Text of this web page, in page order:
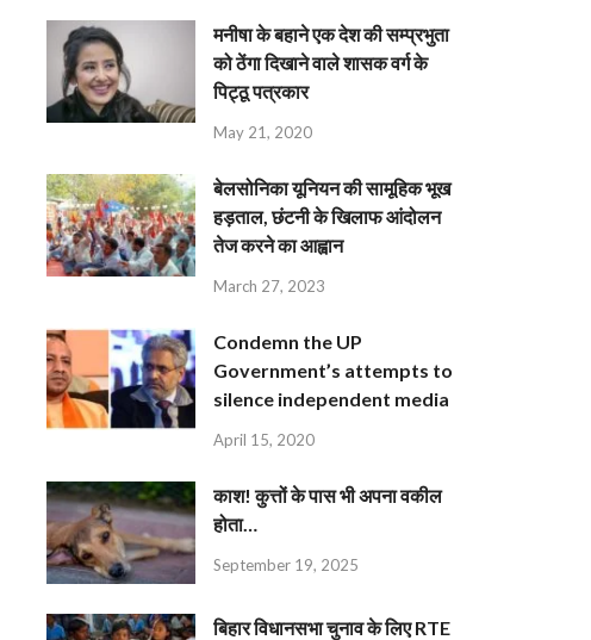
मनीषा के बहाने एक देश की सम्प्रभुता
को ठेंगा दिखाने वाले शासक वर्ग के
पिट्ठू पत्रकार
May 21, 2020
बेलसोनिका यूनियन की सामूहिक भूख
हड़ताल, छंटनी के खिलाफ आंदोलन
तेज करने का आह्वान
March 27, 2023
Condemn the UP
Government’s attempts to
silence independent media
April 15, 2020
काश! कुत्तों के पास भी अपना वकील
होता…
September 19, 2025
बिहार विधानसभा चुनाव के लिए RTE